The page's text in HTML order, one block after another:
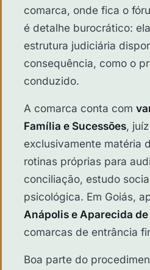
comarca, onde fica o
é detalhe burocrático:
estrutura judiciária
consequência, como o
conduzido.
A comarca conta com
Família e Sucessões,
exclusivamente matéria
rotinas próprias para
conciliação, estudo
psicológica. Em Goiás,
Anápolis e Aparecida de
comarcas de entrância
Boa parte do